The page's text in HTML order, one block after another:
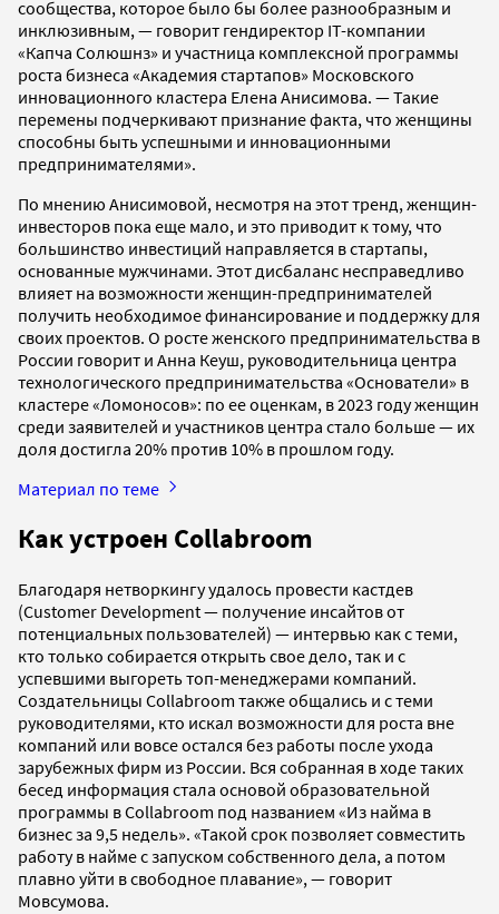
сообщества, которое было бы более разнообразным и
инклюзивным, — говорит гендиректор IT-компании
«Капча Солюшнз» и участница комплексной программы
роста бизнеса «Академия стартапов» Московского
инновационного кластера Елена Анисимова. — Такие
перемены подчеркивают признание факта, что женщины
способны быть успешными и инновационными
предпринимателями».
По мнению Анисимовой, несмотря на этот тренд, женщин-
инвесторов пока еще мало, и это приводит к тому, что
большинство инвестиций направляется в стартапы,
основанные мужчинами. Этот дисбаланс несправедливо
влияет на возможности женщин-предпринимателей
получить необходимое финансирование и поддержку для
своих проектов. О росте женского предпринимательства в
России говорит и Анна Кеуш, руководительница центра
технологического предпринимательства «Основатели» в
кластере «Ломоносов»: по ее оценкам, в 2023 году женщин
среди заявителей и участников центра стало больше — их
доля достигла 20% против 10% в прошлом году.
Материал по теме
Как устроен Collabroom
Благодаря нетворкингу удалось провести кастдев
(Customer Development — получение инсайтов от
потенциальных пользователей) — интервью как с теми,
кто только собирается открыть свое дело, так и с
успевшими выгореть топ-менеджерами компаний.
Создательницы Collabroom также общались и с теми
руководителями, кто искал возможности для роста вне
компаний или вовсе остался без работы после ухода
зарубежных фирм из России. Вся собранная в ходе таких
бесед информация стала основой образовательной
программы в Collabroom под названием «Из найма в
бизнес за 9,5 недель». «Такой срок позволяет совместить
работу в найме с запуском собственного дела, а потом
плавно уйти в свободное плавание», — говорит
Мовсумова.